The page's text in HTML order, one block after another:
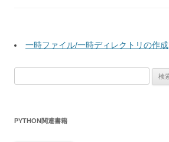
一時ファイル/一時ディレクトリの作成
PYTHON関連書籍